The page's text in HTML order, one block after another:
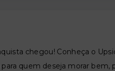
chegou! Conheça o
quem deseja morar bem,